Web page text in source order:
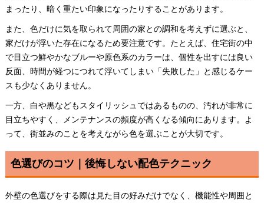
まったり、暗く重たい印象になったりすることがあります。
また、色だけに気を取られて周囲の家との調和を考えずに選ぶと、
家だけが浮いた存在になるため要注意です。たとえば、住宅街の中
で目立つ鮮やかなブルーや原色系のカラーは、個性を出すには良い
反面、時間が経つにつれて浮いてしまい「失敗した」と感じるケー
スも少なくありません。
一方、白や黒などもスタイリッシュではあるものの、汚れが非常に
目立ちやすく、メンテナンスの頻度が高くなる傾向にあります。よ
って、街並みのことを考えながら色を選ぶことが大切です。
色選びのコツ｜後悔しない配色テクニック
外壁の色選びをする際は見た目の好みだけでなく、機能性や周囲と